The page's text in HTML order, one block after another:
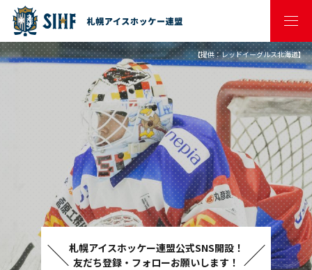
【提供：レッドイーグルス北海道】
札幌アイスホッケー連盟公式SNS開設！
友だち登録・フォローお願いします！